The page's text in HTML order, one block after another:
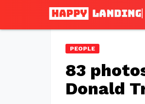
PEOPLE
83
Donald